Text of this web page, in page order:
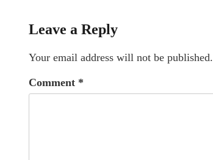
Leave a Reply
Your email address will not be published.
Comment *